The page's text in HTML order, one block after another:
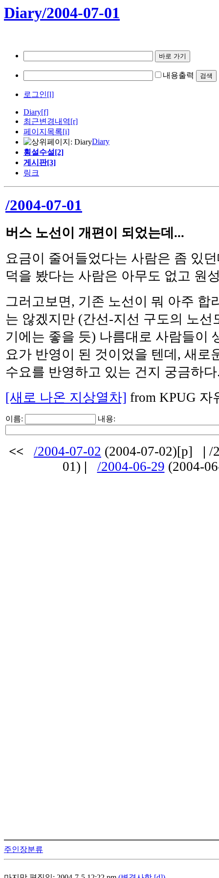
Diary/2004-07-01
내용출력
로그인[l]
Diary[f]
최근변경내역[r]
페이지목록[i]
Diary
횡설수설[2]
게시판[3]
링크
/2004-07-01
버스 노선이 개편이 되었는데...
요금이 줄어들었다는 사람은 좀 있
덕을 봤다는 사람은 아무도 없고 원
그러고보면, 기존 노선이 뭐 아주 합
는 않겠지만 (간선-지선 구도의 노선
기에는 좋을 듯) 나름대로 사람들이
요가 반영이 된 것이었을 텐데, 새로
수요를 반영하고 있는 건지 궁금하
[새로 나온 지상열차] from KPUG 자
이름: 내용:
<< /2004-07-02 (2004-07-02)[p] | /
01) | /2004-06-29 (2004-
주인장분류